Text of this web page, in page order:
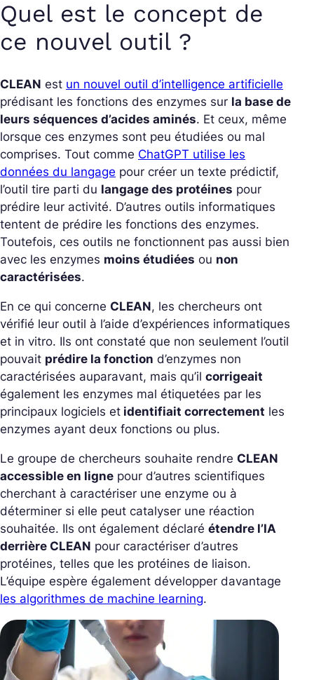
Quel est le concept de
ce nouvel outil ?
CLEAN est un nouvel outil d’intelligence artificielle
prédisant les fonctions des enzymes sur la base de
leurs séquences d’acides aminés. Et ceux, même
lorsque ces enzymes sont peu étudiées ou mal
comprises. Tout comme ChatGPT utilise les
données du langage pour créer un texte prédictif,
l’outil tire parti du langage des protéines pour
prédire leur activité. D’autres outils informatiques
tentent de prédire les fonctions des enzymes.
Toutefois, ces outils ne fonctionnent pas aussi bien
avec les enzymes moins étudiées ou non
caractérisées.
En ce qui concerne CLEAN, les chercheurs ont
vérifié leur outil à l’aide d’expériences informatiques
et in vitro. Ils ont constaté que non seulement l’outil
pouvait prédire la fonction d’enzymes non
caractérisées auparavant, mais qu’il corrigeait
également les enzymes mal étiquetées par les
principaux logiciels et identifiait correctement les
enzymes ayant deux fonctions ou plus.
Le groupe de chercheurs souhaite rendre CLEAN
accessible en ligne pour d’autres scientifiques
cherchant à caractériser une enzyme ou à
déterminer si elle peut catalyser une réaction
souhaitée. Ils ont également déclaré étendre l’IA
derrière CLEAN pour caractériser d’autres
protéines, telles que les protéines de liaison.
L’équipe espère également développer davantage
les algorithmes de machine learning.